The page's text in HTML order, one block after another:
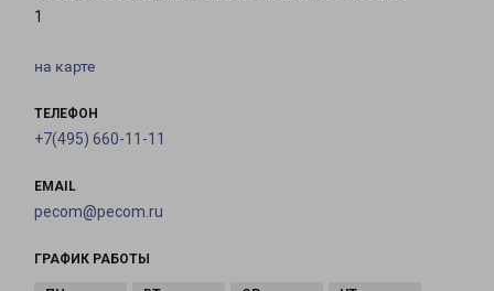
1
на карте
ТЕЛЕФОН
+7(495) 660-11-11
EMAIL
pecom@pecom.ru
ГРАФИК РАБОТЫ